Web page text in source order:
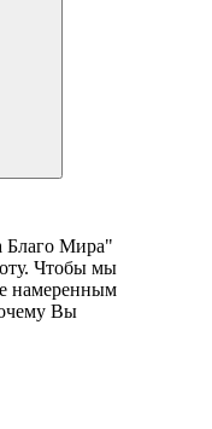
Благо Мира"
Чтобы мы
намеренным
Вы